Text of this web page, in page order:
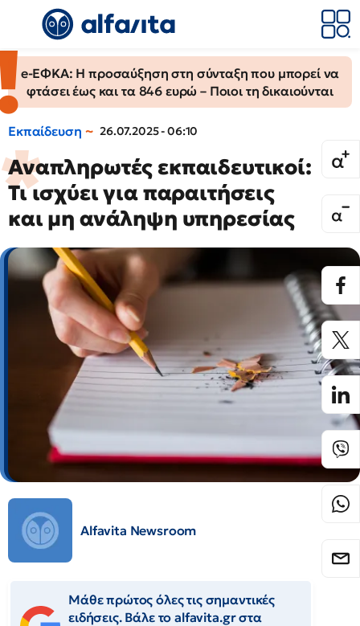
e-ΕΦΚΑ: Η προσαύξηση στη σύνταξη που μπορεί να
φτάσει έως και τα 846 ευρώ – Ποιοι τη δικαιούνται
Εκπαίδευση 26.07.2025 - 06:10
Αναπληρωτές εκπαιδευτικοί:
Τι ισχύει για παραιτήσεις
και μη ανάληψη υπηρεσίας
Alfavita Newsroom
Μάθε πρώτος όλες τις σημαντικές
ειδήσεις. Βάλε το alfavita.gr στα